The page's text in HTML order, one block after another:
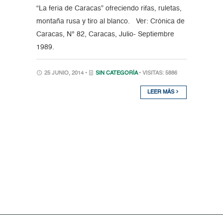
“La feria de Caracas” ofreciendo rifas, ruletas,
montaña rusa y tiro al blanco. Ver: Crónica de
Caracas, N° 82, Caracas, Julio- Septiembre
1989.
25 JUNIO, 2014 • SIN CATEGORÍA • VISITAS: 5886
LEER MÁS